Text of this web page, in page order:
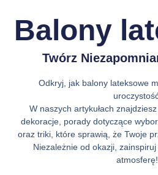
Balony
Twórz
Odkryj, jak balony lateksowe
W naszych artykułach
dekoracje, porady dotyczące
oraz triki, które sprawią, że Twoje
Niezależnie od okazji,
atmosferę!